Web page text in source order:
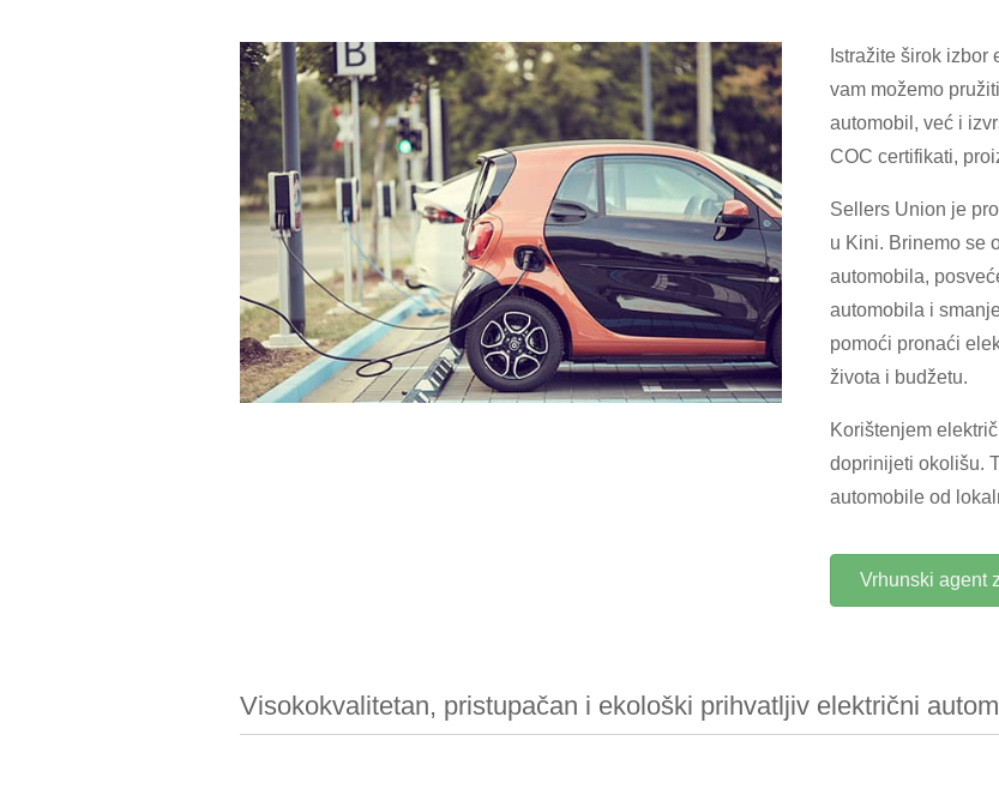
Istražite širok
vam možemo
automobil, već i
COC certifikati,
Sellers Union je
u Kini. Brinemo se
automobila,
automobila i
pomoći pronaći
života i budžetu.
Korištenjem
doprinijeti okolišu.
automobile od
Vrhunski agent
Visokokvalitetan, pristupačan i ekološki prihvatljiv električni